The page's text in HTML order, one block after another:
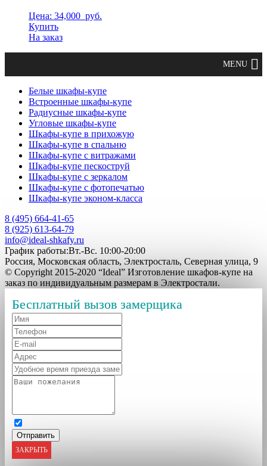
Цена: 34,000 руб.
Купить
На заказ
Белые шкафы-купе
Встроенные шкафы-купе
Радиусные шкафы-купе
Угловые шкафы-купе
Шкафы-купе в прихожую
Шкафы-купе в спальню
Шкафы-купе с витражами
Шкафы-купе пескоструй
Шкафы-купе с зеркалом
Шкафы-купе с фотопечатью
Шкафы-купе эконом-класса
8 (495) 664-41-65
8 (925) 613-64-79
info@ideal-shkafy.ru
График работы:Вт.-Вс. 10:00-20:00
Россия, Московская область, Электросталь, Северная улица, 9
© Copyright 2015-2020 “Ideal” Изготовление шкафов-купе на
заказ по индивидуальным размерам в Электростали.
Бесплатный вызов замерщика
ЗАКРЫТЬ